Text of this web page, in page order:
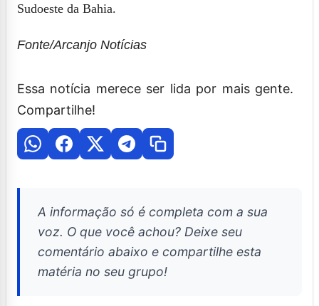
Sudoeste da Bahia.
Fonte/Arcanjo Notícias
Essa notícia merece ser lida por mais gente.
Compartilhe!
A informação só é completa com a sua
voz. O que você achou? Deixe seu
comentário abaixo e compartilhe esta
matéria no seu grupo!